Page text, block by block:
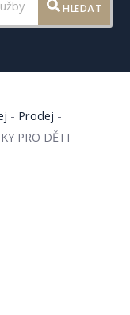
HLEDAT
- Prodej -
PRO DĚTI